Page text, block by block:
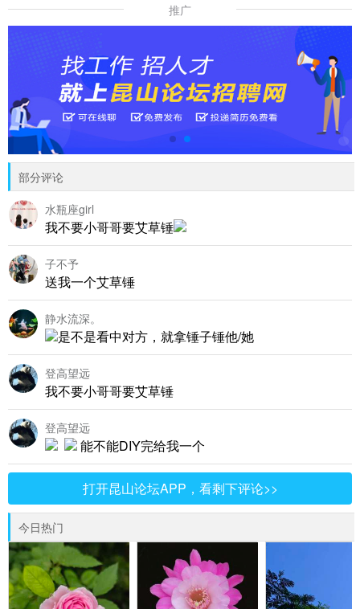
推广
部分评论
水瓶座girl
我不要小哥哥要艾草锤
子不予
送我一个艾草锤
静水流深。
是不是看中对方，就拿锤子锤他/她
登高望远
我不要小哥哥要艾草锤
登高望远
能不能DIY完给我一个
打开昆山论坛APP，看剩下评论>>
今日热门